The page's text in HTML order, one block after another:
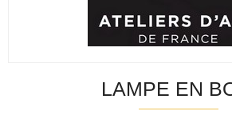
LAMPE EN